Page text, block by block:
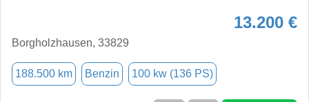
13.200 €
Borgholzhausen, 33829
188.500 km Benzin 100 kw (136 PS)